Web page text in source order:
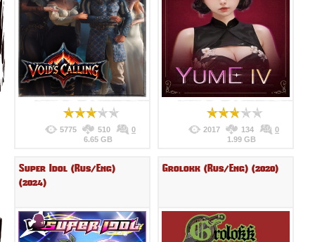
5775 510
0
6.65 GB
2017 134
0
1.99 GB
Super Idol (Rus/Eng)
(2024)
Grolokk (Rus/Eng) (2020)